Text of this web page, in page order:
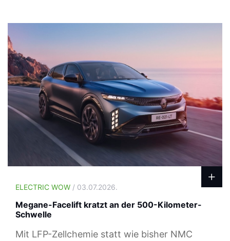
ELECTRIC WOW / 03.07.2026.
Megane-Facelift kratzt an der 500-Kilometer-
Schwelle
Mit LFP-Zellchemie statt wie bisher NMC